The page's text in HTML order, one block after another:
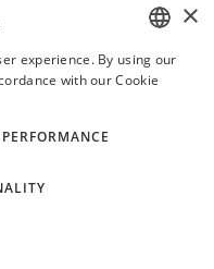
y condiciones
de privacidad y cookies
con nosotros
de reclamaciones
ENGLISH
×
experience. By using our
with our Cookie
PERFORMANCE